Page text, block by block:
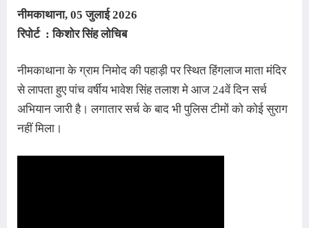
नीमकाथाना, 05 जुलाई2026
रिपोर्ट : किशोर सिंह लोचिब
नीमकाथाना के ग्राम निमोद की पहाड़ी पर स्थित हिंगलाज माता मंदिर
से लापता हुए पांच वर्षीय भावेश सिंह तलाश मे आज 24वें दिन सर्च
अभियान जारी है। लगातार सर्च के बाद भी पुलिस टीमों को कोई सुराग
नहीं मिला।